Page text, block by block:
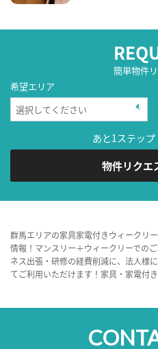
簡単物件
希望エリア
あと1ステップ
物件リクエ
群馬エリアの家具家電付きウィークリ
情報！マンスリー＋ウィークリーでの
ネス出張・研修の経費削減に、法人様
てご利用いただけます！家具・家電付